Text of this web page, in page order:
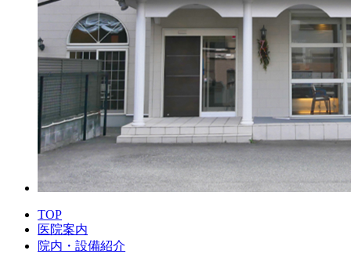
TOP
医院案内
院内・設備紹介